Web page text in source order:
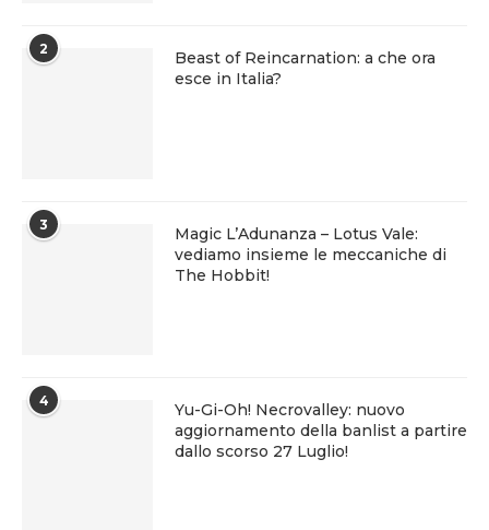
2
Beast of Reincarnation: a che ora
esce in Italia?
3
Magic L’Adunanza – Lotus Vale:
vediamo insieme le meccaniche di
The Hobbit!
4
Yu-Gi-Oh! Necrovalley: nuovo
aggiornamento della banlist a partire
dallo scorso 27 Luglio!